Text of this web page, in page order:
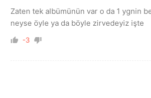
Zaten tek albümünün var o da 1 ygnin
neyse öyle ya da böyle zirvedeyiz işte
-3